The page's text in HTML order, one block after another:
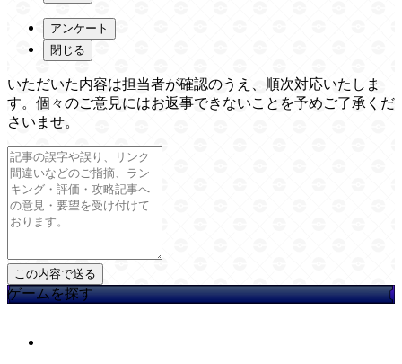
アンケート
閉じる
いただいた内容は担当者が確認のうえ、順次対応いたしま
す。個々のご意見にはお返事できないことを予めご了承くだ
さいませ。
ゲームを探す